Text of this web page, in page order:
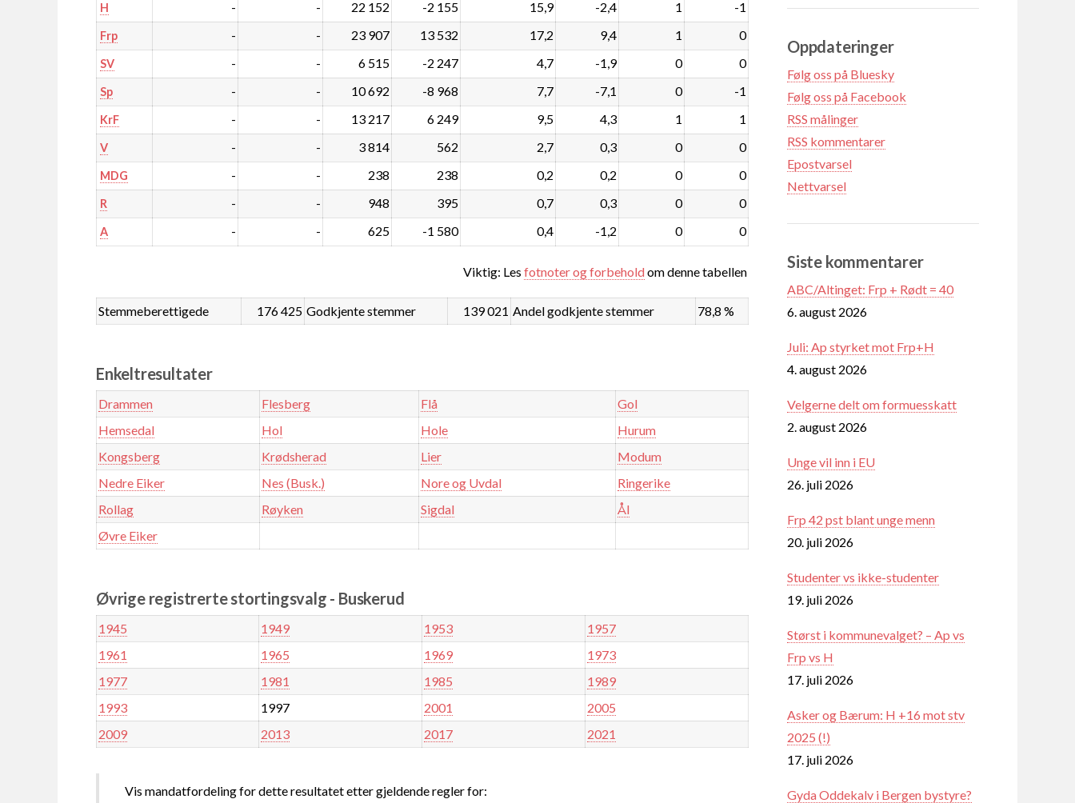
H - - 22 152 -2 155 15,9 -2,4 1 -1
Frp - - 23 907 13 532 17,2 9,4 1 0
SV - - 6 515 -2 247 4,7 -1,9 0 0
Sp - - 10 692 -8 968 7,7 -7,1 0 -1
KrF - - 13 217 6 249 9,5 4,3 1 1
V - - 3 814 562 2,7 0,3 0 0
MDG - - 238 238 0,2 0,2 0 0
R - - 948 395 0,7 0,3 0 0
A - - 625 -1 580 0,4 -1,2 0 0
Viktig: Les fotnoter og forbeholdom denne tabellen
Stemmeberettigede 176 425 Godkjente stemmer 139 021 Andel godkjente stemmer 78,8 %
Enkeltresultater
Drammen Flesberg Flå
Gol
Hemsedal
Hol Hole
Hurum
Kongsberg
Krødsherad Lier
Modum
Nedre Eiker
Nes (Busk.) Nore og Uvdal
Ringerike
Rollag
Røyken Sigdal
Ål
Øvre Eiker
Øvrige registrerte stortingsvalg - Buskerud
1945 1949 1953
1957
1961
1965 1969
1973
1977
1981 1985
1989
1993
1997 2001
2005
2009
2013 2017 2021
Vis mandatfordeling for dette resultatet etter gjeldende regler for:
Oppdateringer
Følg oss på Bluesky
Følg oss på Facebook
RSS målinger
RSS kommentarer
Epostvarsel
Nettvarsel
Siste kommentarer
ABC/Altinget: Frp + Rødt = 40
6. august 2026
Juli: Ap styrket mot Frp+H
4. august 2026
Velgerne delt om formuesskatt
2. august 2026
Unge vil inn i EU
26. juli 2026
Frp 42 pst blant unge menn
20. juli 2026
Studenter vs ikke-studenter
19. juli 2026
Størst i kommunevalget? – Ap vs
Frp vs H
17. juli 2026
Asker og Bærum: H +16 mot stv
2025 (!)
17. juli 2026
Gyda Oddekalv i Bergen bystyre?